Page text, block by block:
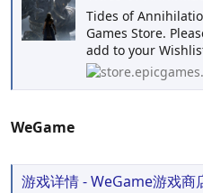
Tides of
Games Store.
add to your
WeGame
游戏详情 - WeGame游戏商